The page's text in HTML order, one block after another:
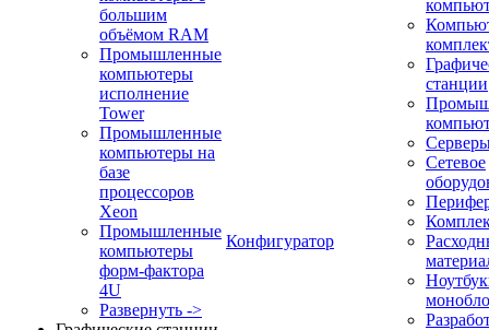
большим
объёмом RAM
Промышленные
компьютеры
исполнение
Tower
Промышленные
компьютеры на
базе
процессоров
Xeon
Промышленные
компьютеры
форм-фактора
4U
Развернуть ->
Конфигуратор
станции
Сетевое